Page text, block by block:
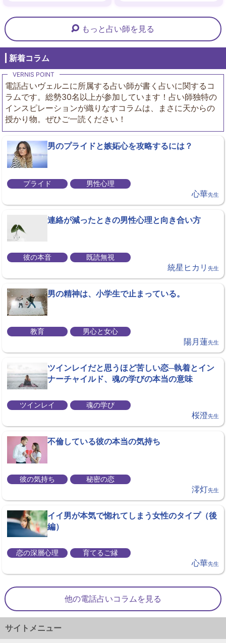
もっと占い師を見る
新着コラム
電話占いヴェルニに所属する占い師が書く占いに関するコ
ラムです。総勢30名以上が参加しています！占い師独特の
インスピレーションが織りなすコラムは、まさに天からの
授かり物。ぜひご一読ください！
男のプライドと嫉妬心を攻略するには？
プライド 男性心理
心華先生
連絡が減ったときの男性心理と向き合い方
彼の本音 既読無視
統星ヒカリ 先生
男の精神は、小学生で止まっている。
教育 男心と女心
陽月蓮先生
ツインレイだと思うほど苦しい恋─執着とイン
ナーチャイルド、魂の学びの本当の意味
ツインレイ 魂の学び
桜澄先生
不倫している彼の本当の気持ち
彼の気持ち 秘密の恋
澪灯先生
イイ男が本気で惚れてしまう女性のタイプ（後
編）
恋の深層心理 育てるご縁
心華先生
他の電話占いコラムを見る
サイトメニュー